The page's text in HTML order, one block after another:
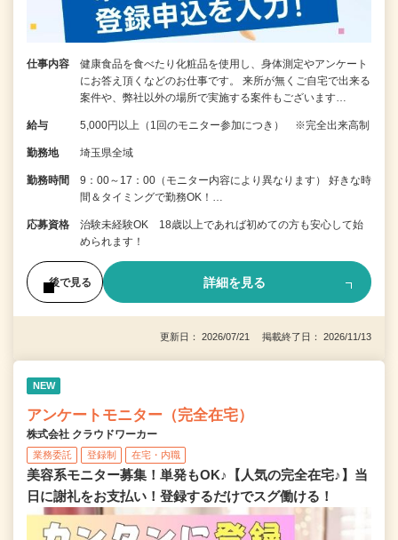
仕事内容
健康食品を食べたり化粧品を使用し、身体測定やアンケート
にお答え頂くなどのお仕事です。 来所が無くご自宅で出来る
案件や、弊社以外の場所で実施する案件もございます…
給与 5,000円以上（1回のモニター参加につき） ※完全出来高制
勤務地 埼玉県全域
勤務時間
9：00～17：00（モニター内容により異なります） 好きな時
間＆タイミングで勤務OK！…
応募資格
治験未経験OK 18歳以上であれば初めての方も安心して始
められます！
後で見る 詳細を見る
更新日： 2026/07/21 掲載終了日： 2026/11/13
NEW
アンケートモニター（完全在宅）
株式会社 クラウドワーカー
業務委託 登録制 在宅・内職
美容系モニター募集！単発もOK♪【人気の完全在宅♪】当
日に謝礼をお支払い！登録するだけでスグ働ける！